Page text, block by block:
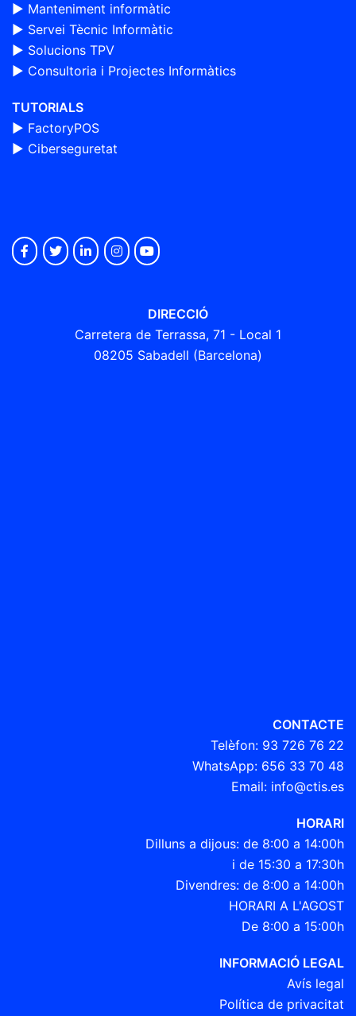
► Manteniment informàtic
► Servei Tècnic Informàtic
► Solucions TPV
► Consultoria i Projectes Informàtics
TUTORIALS
► FactoryPOS
► Ciberseguretat
DIRECCIÓ
Carretera de Terrassa, 71 - Local 1
08205 Sabadell (Barcelona)
CONTACTE
Telèfon: 93 726 76 22
WhatsApp: 656 33 70 48
Email: info@ctis.es
HORARI
Dilluns a dijous: de 8:00 a 14:00h
i de 15:30 a 17:30h
Divendres: de 8:00 a 14:00h
HORARI A L'AGOST
De 8:00 a 15:00h
INFORMACIÓ LEGAL
Avís legal
Política de privacitat